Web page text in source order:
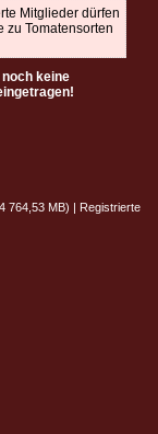
Mitglieder dürfen
zu Tomatensorten
keine
764,53 MB) | Registrierte